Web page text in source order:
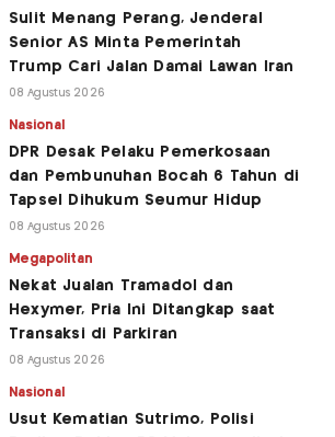
Sulit Menang Perang, Jenderal
Senior AS Minta Pemerintah
Trump Cari Jalan Damai Lawan Iran
08 Agustus 2026
Nasional
DPR Desak Pelaku Pemerkosaan
dan Pembunuhan Bocah 6 Tahun di
Tapsel Dihukum Seumur Hidup
08 Agustus 2026
Megapolitan
Nekat Jualan Tramadol dan
Hexymer, Pria Ini Ditangkap saat
Transaksi di Parkiran
08 Agustus 2026
Nasional
Usut Kematian Sutrimo, Polisi